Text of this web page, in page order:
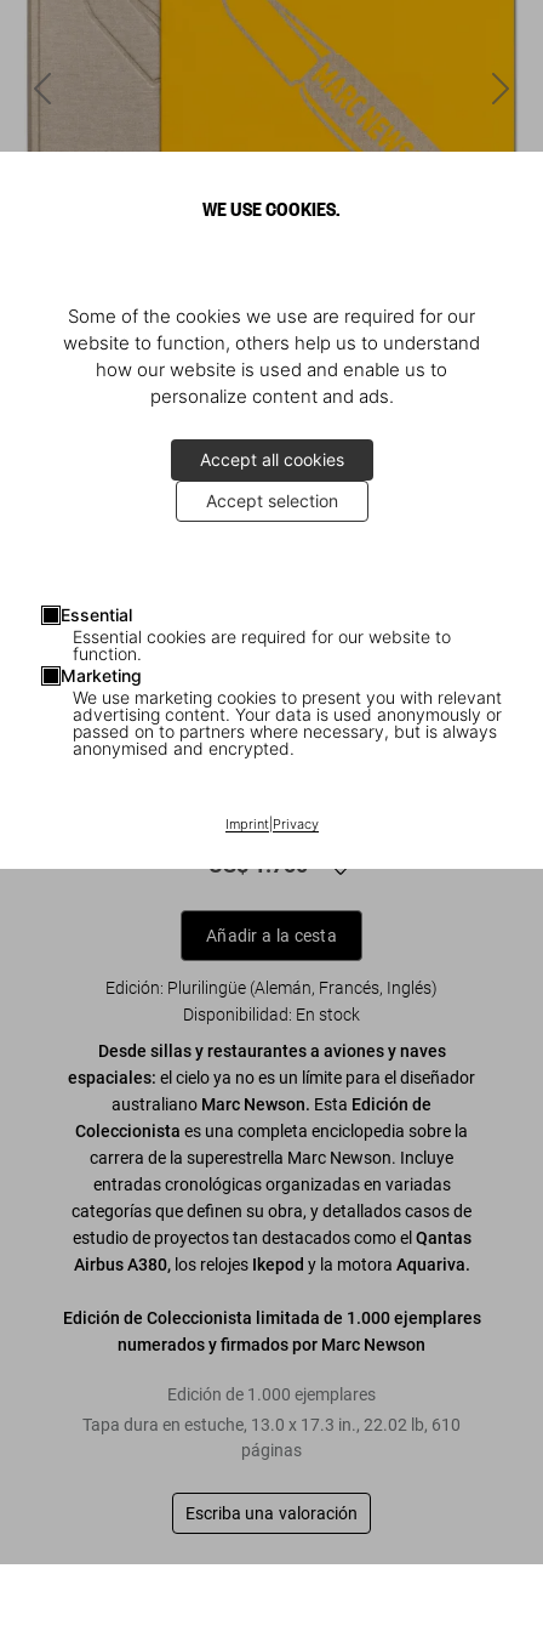
WE USE COOKIES.
Some of the cookies we use are required for our
website to function, others help us to understand
how our website is used and enable us to
personalize content and ads.
Accept all cookies
Accept selection
Essential
Essential cookies are required for our website to
function.
Marketing
We use marketing cookies to present you with relevant
advertising content. Your data is used anonymously or
passed on to partners where necessary, but is always
anonymised and encrypted.
Imprint| Privacy
1 / 17
Marc Newson. Works
US$ 1.750
Añadir a la cesta
Edición: Plurilingüe (Alemán, Francés, Inglés)
Disponibilidad: En stock
Desde sillas y restaurantes a aviones y naves
espaciales: el cielo ya no es un límite para el diseñador
australiano Marc Newson. Esta Edición de
Coleccionista es una completa enciclopedia sobre la
carrera de la superestrella Marc Newson. Incluye
entradas cronológicas organizadas en variadas
categorías que definen su obra, y detallados casos de
estudio de proyectos tan destacados como el Qantas
Airbus A380,los relojes Ikepod y la motora Aquariva.
Edición de Coleccionista limitada de 1.000 ejemplares
numerados y firmados por Marc Newson
Edición de 1.000 ejemplares
Tapa dura en estuche, 13.0 x 17.3 in., 22.02 lb, 610
páginas
Escriba una valoración